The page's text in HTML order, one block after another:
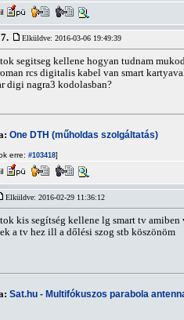
Elküldve: 2016-03-06 19:49:39
segitseg kellene hogyan tudnam
rcs digitalis kabel van smart
digi nagra3 kodolasban?
One DTH (műholdas szolgáltatás)
erre: #103418]
Elküldve: 2016-02-29 11:36:12
kis segítség kellene lg smart tv
a tv hez ill a dőlési szog stb köszönöm
Sat.hu - Multifókuszos parabola